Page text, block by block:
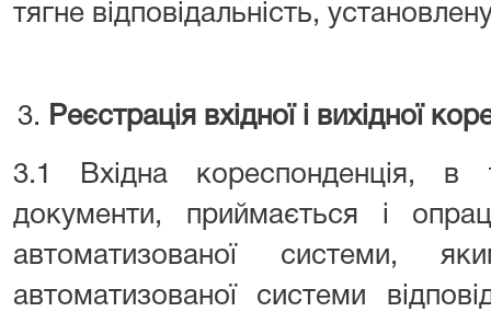
тягне відповідальність,
Реєстрація вхідної і вихідної
3.1 Вхідна кореспонденція, в
документи, приймається і
автоматизованої системи,
автоматизованої системи